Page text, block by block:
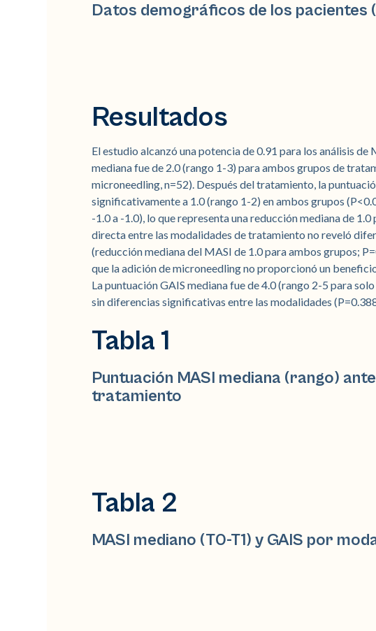
Datos demográficos de los pacientes
Resultados
El estudio alcanzó una potencia de 0.91 para los análisis
mediana fue de 2.0 (rango 1-3) para ambos grupos de
microneedling, n=52). Después del tratamiento, la
significativamente a 1.0 (rango 1-2) en ambos grupos
-1.0 a -1.0), lo que representa una reducción mediana de
directa entre las modalidades de tratamiento no reveló
(reducción mediana del MASI de 1.0 para ambos grupos;
que la adición de microneedling no proporcionó un
La puntuación GAIS mediana fue de 4.0 (rango 2-5 para
sin diferencias significativas entre las modalidades
Tabla 1
Puntuación MASI mediana (rango)
tratamiento
Tabla 2
MASI mediano (T0-T1) y GAIS por